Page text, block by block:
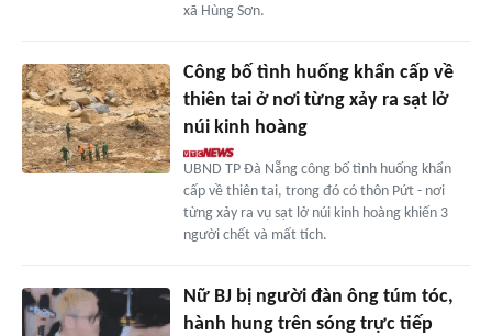
xã Hùng Sơn.
Công bố tình huống khẩn cấp về
thiên tai ở nơi từng xảy ra sạt lở
núi kinh hoàng
UBND TP Đà Nẵng công bố tình huống khẩn
cấp về thiên tai, trong đó có thôn Pứt - nơi
từng xảy ra vụ sạt lở núi kinh hoàng khiến 3
người chết và mất tích.
Nữ BJ bị người đàn ông túm tóc,
hành hung trên sóng trực tiếp